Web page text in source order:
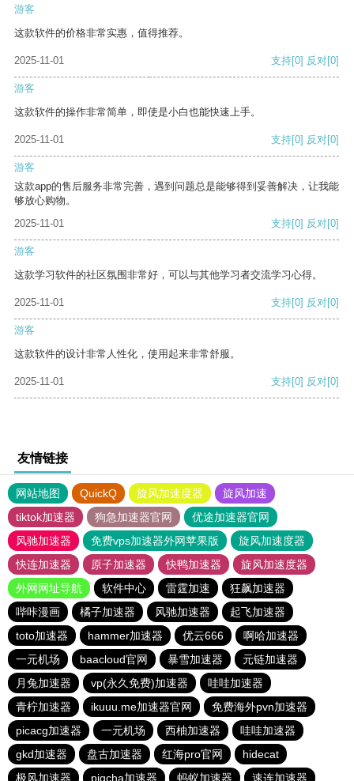
游客
这款软件的价格非常实惠，值得推荐。
2025-11-01 支持[0] 反对[0]
游客
这款软件的操作非常简单，即使是小白也能快速上手。
2025-11-01 支持[0] 反对[0]
游客
这款app的售后服务非常完善，遇到问题总是能够得到妥善解决，让我能
够放心购物。
2025-11-01
支持[0] 反对[0]
游客
这款学习软件的社区氛围非常好，可以与其他学习者交流学习心得。
2025-11-01 支持[0] 反对[0]
游客
这款软件的设计非常人性化，使用起来非常舒服。
2025-11-01 支持[0] 反对[0]
友情链接
网站地图 QuickQ 旋风加速度器
旋风加速
tiktok加速器
狗急加速器官网
优途加速器官网
风驰加速器
免费vps加速器外网苹果版
旋风加速度器
快连加速器
原子加速器 快鸭加速器
旋风加速度器
外网网址导航
软件中心 雷霆加速
狂飙加速器
哔咔漫画
橘子加速器 风驰加速器
起飞加速器
toto加速器
hammer加速器 优云666
啊哈加速器
一元机场
baacloud官网 暴雪加速器
元链加速器
月兔加速器
vp(永久免费)加速器
哇哇加速器
青柠加速器
ikuuu.me加速器官网
免费海外pvn加速器
picacg加速器
一元机场 西柚加速器
哇哇加速器
gkd加速器
盘古加速器 红海pro官网
hidecat
极风加速器
pigcha加速器 蚂蚁加速器 速连加速器